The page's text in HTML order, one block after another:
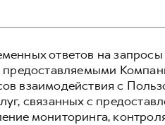
ответов на
предоставляемыми
взаимодействия с
связанных с
мониторинга,